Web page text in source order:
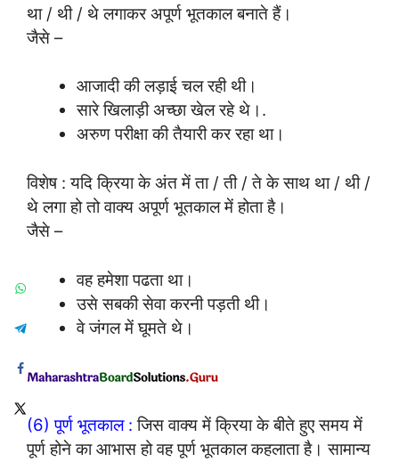
था / थी / थे लगाकर अपूर्ण भूतकाल बनाते हैं।
जैसे –
आजादी की लड़ाई चल रही थी।
सारे खिलाड़ी अच्छा खेल रहे थे।.
अरुण परीक्षा की तैयारी कर रहा था।
विशेष : यदि क्रिया के अंत में ता / ती / ते के साथ था / थी /
थे लगा हो तो वाक्य अपूर्ण भूतकाल में होता है।
जैसे –
वह हमेशा पढता था।
उसे सबकी सेवा करनी पड़ती थी।
वे जंगल में घूमते थे।
(6) पूर्ण भूतकाल : जिस वाक्य में क्रिया के बीते हुए समय में
पूर्ण होने का आभास हो वह पूर्ण भूतकाल कहलाता है। सामान्य